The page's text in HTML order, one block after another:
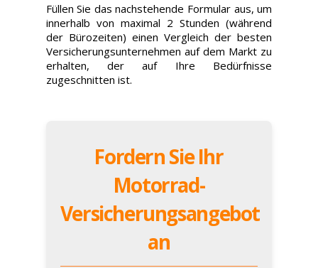
Füllen Sie das nachstehende Formular aus, um
innerhalb von maximal 2 Stunden (während
der Bürozeiten) einen Vergleich der besten
Versicherungsunternehmen auf dem Markt zu
erhalten, der auf Ihre Bedürfnisse
zugeschnitten ist.
Fordern Sie Ihr
Motorrad-
Versicherungsangebot
an